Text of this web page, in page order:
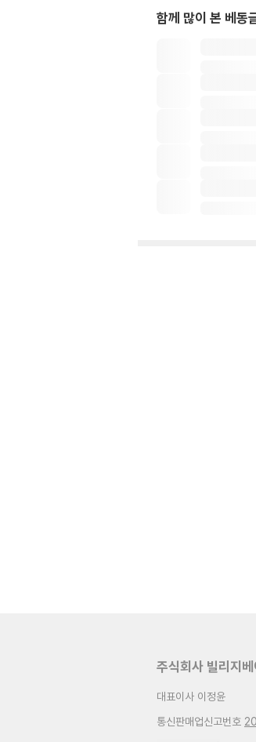
함께 많이 본 베동
주식회사 빌리지베
대표이사 이정윤
통신판매업신고번호